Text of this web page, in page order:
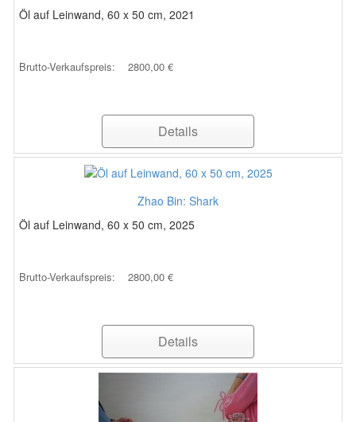
Öl auf Leinwand, 60 x 50 cm, 2021
Brutto-Verkaufspreis: 2800,00 €
Details
Zhao Bin: Shark
Öl auf Leinwand, 60 x 50 cm, 2025
Brutto-Verkaufspreis: 2800,00 €
Details